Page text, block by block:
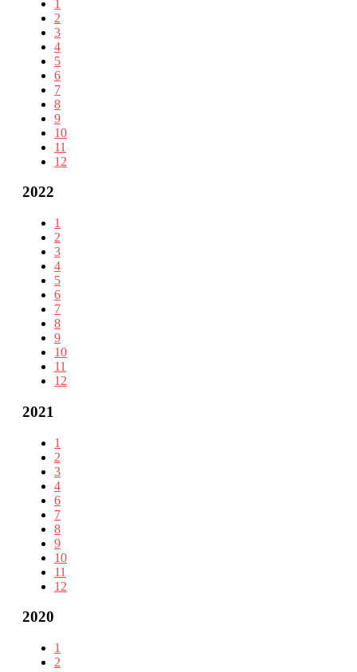
1
2
3
4
5
6
7
8
9
10
11
12
2022
1
2
3
4
5
6
7
8
9
10
11
12
2021
1
2
3
4
6
7
8
9
10
11
12
2020
1
2